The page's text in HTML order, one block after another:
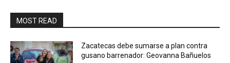
MOST READ
Zacatecas debe sumarse a plan contra
gusano barrenador: Geovanna Bañuelos